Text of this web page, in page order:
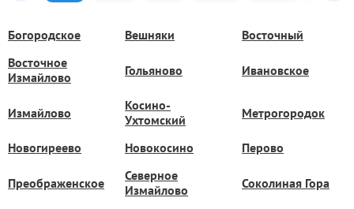
Богородское Вешняки
Восточный
Восточное
Измайлово
Гольяново Ивановское
Измайлово
Косино-
Ухтомский
Метрогородок
Новогиреево Новокосино Перово
Преображенское
Северное
Измайлово
Соколиная Гора